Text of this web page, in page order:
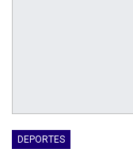
DEPORTES